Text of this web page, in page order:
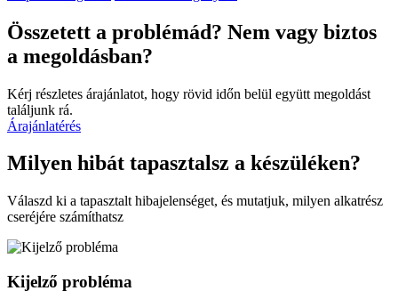
Összetett a problémád? Nem vagy biztos
a megoldásban?
Kérj részletes árajánlatot, hogy rövid időn belül együtt megoldást
találjunk rá.
Árajánlatérés
Milyen hibát tapasztalsz a készüléken?
Válaszd ki a tapasztalt hibajelenséget, és mutatjuk, milyen alkatrész
cseréjére számíthatsz
Kijelző probléma